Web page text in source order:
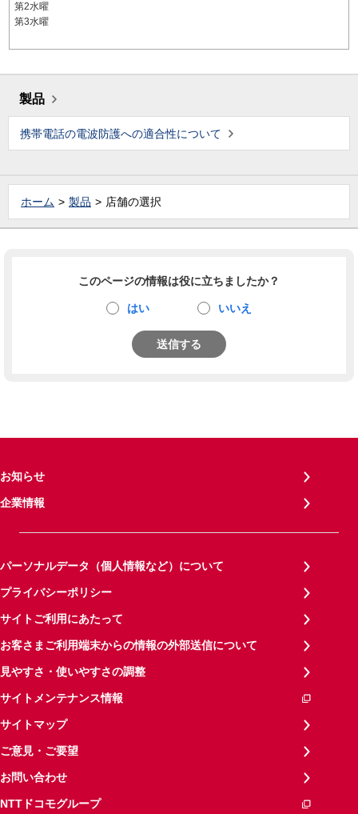
第2水曜
第3水曜
製品
携帯電話の電波防護への適合性について
ホーム 製品 店舗の選択
このページの情報は役に立ちましたか？
はい いいえ
送信する
お知らせ
企業情報
パーソナルデータ（個人情報など）について
プライバシーポリシー
サイトご利用にあたって
お客さまご利用端末からの情報の外部送信について
見やすさ・使いやすさの調整
サイトメンテナンス情報
サイトマップ
ご意見・ご要望
お問い合わせ
NTTドコモグループ